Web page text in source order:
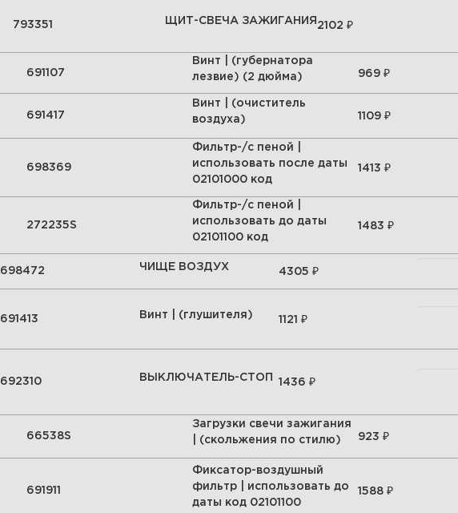
793351 ЩИТ-СВЕЧА ЗАЖИГАНИЯ 2102 ₽
691107
Винт | (губернатора
лезвие) (2 дюйма)
969 ₽
691417
Винт | (очиститель
воздуха)
1109 ₽
698369
Фильтр-/с пеной |
использовать после даты
02101000 код
1413 ₽
272235S
Фильтр-/с пеной |
использовать до даты
02101100 код
1483 ₽
698472 ЧИЩЕ ВОЗДУХ 4305 ₽
691413 Винт | (глушителя) 1121 ₽
692310 ВЫКЛЮЧАТЕЛЬ-СТОП 1436 ₽
66538S
Загрузки свечи зажигания
| (скольжения по стилю)
923 ₽
691911
Фиксатор-воздушный
фильтр | использовать до
даты код 02101100
1588 ₽